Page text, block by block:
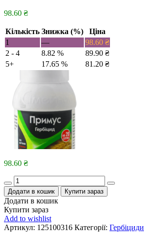
98.60 ₴
Кількість Знижка (%)
Ціна
1
— 98.60 ₴
2 - 4
8.82 % 89.90 ₴
5+
17.65 % 81.20 ₴
98.60 ₴
Quantity
Додати в кошик Купити зараз
Додати в кошик
Купити зараз
Add to wishlist
Артикул: 125100316 Категорії: Гербіциди